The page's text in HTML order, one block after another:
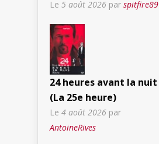
Le 5 août 2026 par spitfire89
24 heures avant la nuit
(La 25e heure)
Le 4 août 2026 par
AntoineRives